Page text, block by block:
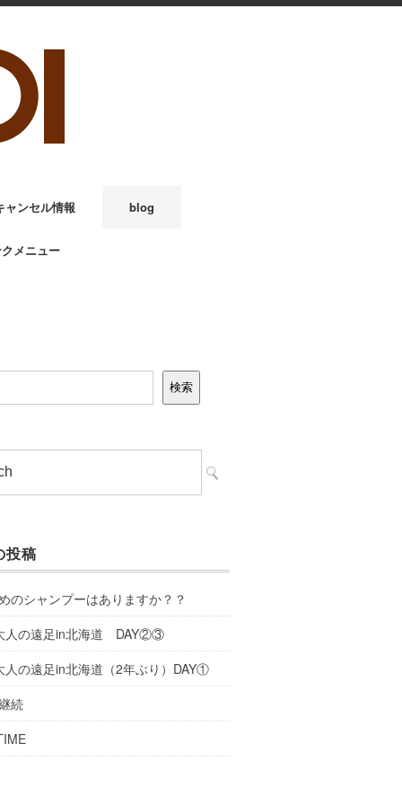
ャンセル情報 blog
クメニュー
検索
投稿
のシャンプーはありますか？？
人の遠足in北海道 DAY②③
人の遠足in北海道（2年ぶり）DAY①
続